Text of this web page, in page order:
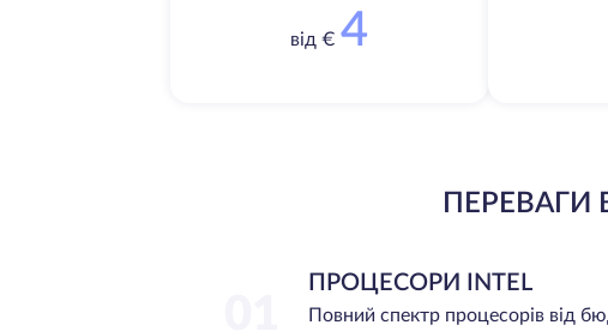
від € 4
ПЕРЕВАГИ
ПРОЦЕСОРИ INTEL
Повний спектр процесорів від